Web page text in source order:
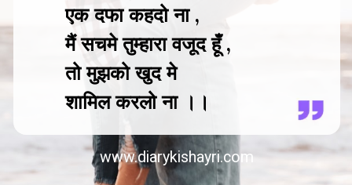
एक दफा कहदो ना ,
मैं सचमे तुम्हारा वजूद हूँ ,
तो मुझको खुद मे
शामिल करलो ना ।।
www.diarykishayri.com